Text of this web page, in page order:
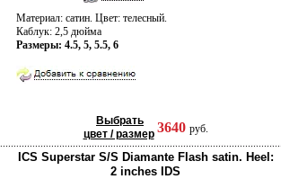
Материал: сатин. Цвет: телесный.
Каблук: 2,5 дюйма
Размеры: 4.5, 5, 5.5, 6
Выбрать
цвет / размер 3640 руб.
ICS Superstar S/S Diamante Flash satin. Heel:
2 inches IDS